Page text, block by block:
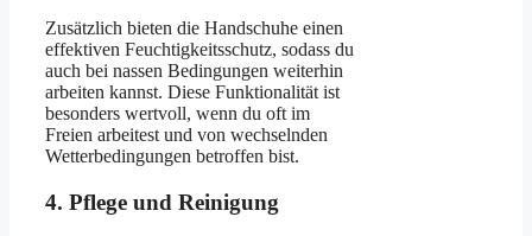
Zusätzlich bieten die Handschuhe einen
effektiven Feuchtigkeitsschutz, sodass du
auch bei nassen Bedingungen weiterhin
arbeiten kannst. Diese Funktionalität ist
besonders wertvoll, wenn du oft im
Freien arbeitest und von wechselnden
Wetterbedingungen betroffen bist.
4. Pflege und Reinigung